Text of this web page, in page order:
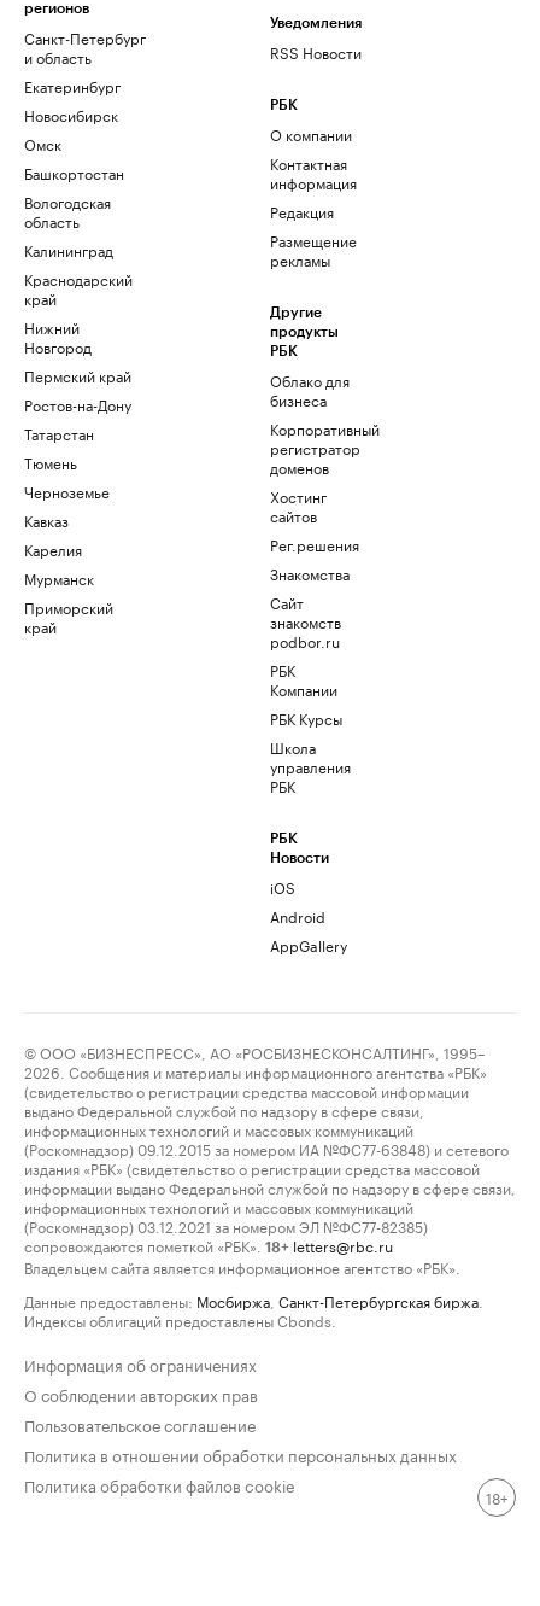
регионов
Санкт-Петербург
и область
Екатеринбург
Новосибирск
Омск
Башкортостан
Вологодская
область
Калининград
Краснодарский
край
Нижний
Новгород
Пермский край
Ростов-на-Дону
Татарстан
Тюмень
Черноземье
Кавказ
Карелия
Мурманск
Приморский
край
Уведомления
RSS Новости
РБК
О компании
Контактная
информация
Редакция
Размещение
рекламы
Другие
продукты
РБК
Облако для
бизнеса
Корпоративный
регистратор
доменов
Хостинг
сайтов
Рег.решения
Знакомства
Сайт
знакомств
podbor.ru
РБК
Компании
РБК Курсы
Школа
управления
РБК
РБК
Новости
iOS
Android
AppGallery
© ООО «БИЗНЕСПРЕСС», АО «РОСБИЗНЕСКОНСАЛТИНГ», 1995–
2026. Сообщения и материалы информационного агентства «РБК»
(свидетельство о регистрации средства массовой информации
выдано Федеральной службой по надзору в сфере связи,
информационных технологий и массовых коммуникаций
(Роскомнадзор) 09.12.2015 за номером ИА №ФС77-63848) и сетевого
издания «РБК» (свидетельство о регистрации средства массовой
информации выдано Федеральной службой по надзору в сфере связи,
информационных технологий и массовых коммуникаций
(Роскомнадзор) 03.12.2021 за номером ЭЛ №ФС77-82385)
сопровождаются пометкой «РБК».
18+ letters@rbc.ru
Владельцем сайта является информационное агентство «РБК».
Данные предоставлены: Мосбиржа Санкт-Петербургская биржа
Индексы облигаций предоставлены Cbonds.
Информация об ограничениях
О соблюдении авторских прав
Пользовательское соглашение
Политика в отношении обработки персональных данных
Политика обработки файлов cookie
18+